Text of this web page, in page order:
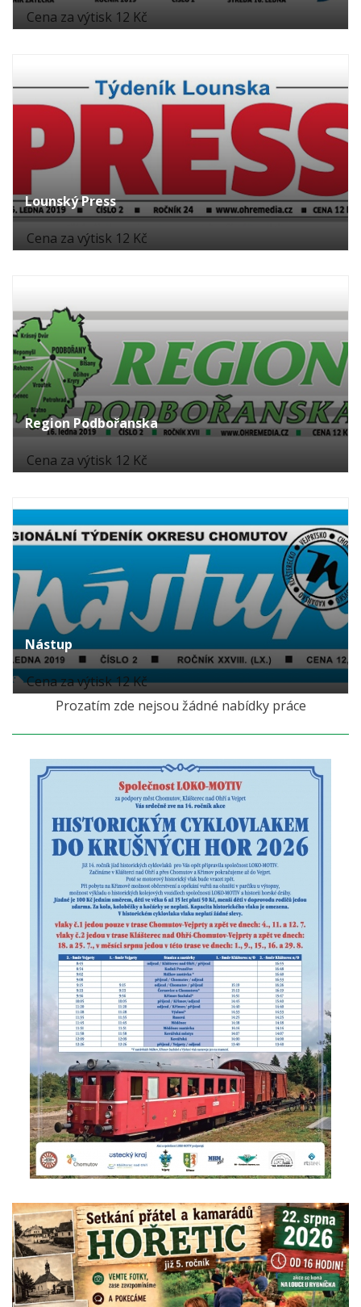
Cena za výtisk 12 Kč
Lounský Press
Cena za výtisk 12 Kč
Region Podbořanska
Cena za výtisk 12 Kč
Nástup
Cena za výtisk 12 Kč
Prozatím zde nejsou žádné nabídky práce